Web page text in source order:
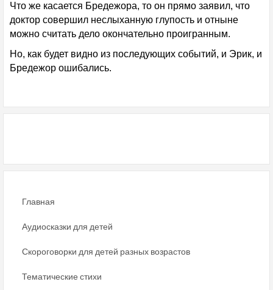
Что же касается Бредежора, то он прямо заявил, что
доктор совершил неслыханную глупость и отныне
можно считать дело окончательно проигранным.
Но, как будет видно из последующих событий, и Эрик, и
Бредежор ошибались.
Главная
Аудиосказки для детей
Скороговорки для детей разных возрастов
Тематические стихи